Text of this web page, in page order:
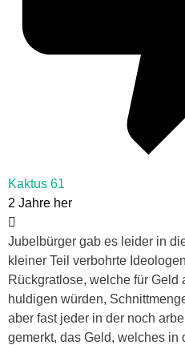
Kaktus 61
2 Jahre her
Jubelbürger gab es leider in
kleiner Teil verbohrte
Rückgratlose, welche für Geld
huldigen würden,
aber fast jeder in der noch
gemerkt, das Geld, welches in